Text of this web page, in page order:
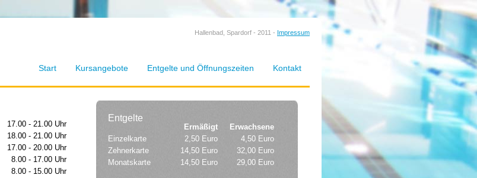
Hallenbad, Spardorf - 2011 - Impressum
Start Kursangebote Entgelte und Öffnungszeiten Kontakt
17.00 - 21.00 Uhr
18.00 - 21.00 Uhr
17.00 - 20.00 Uhr
8.00 - 17.00 Uhr
8.00 - 15.00 Uhr
Entgelte
Ermäßigt
Erwachsene
Einzelkarte
2,50 Euro
4,50 Euro
Zehnerkarte
14,50 Euro
32,00 Euro
Monatskarte
14,50 Euro 29,00 Euro